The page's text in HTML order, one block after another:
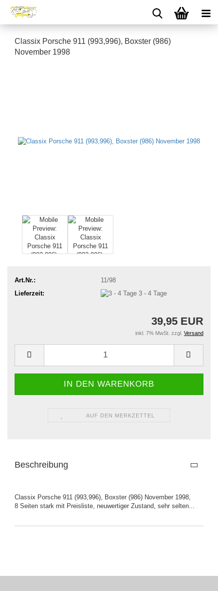
Classix Porsche 911 (993,996), Boxster (986)
November 1998
Art.Nr.:
11/98
Lieferzeit:
3 - 4 Tage
39,95 EUR
inkl. 7% MwSt. zzgl. Versand
AUF DEN MERKZETTEL
Beschreibung
Classix Porsche 911 (993,996), Boxster (986) November 1998,
8 Seiten stark mit Preisliste, neuwertiger Zustand, sehr selten...